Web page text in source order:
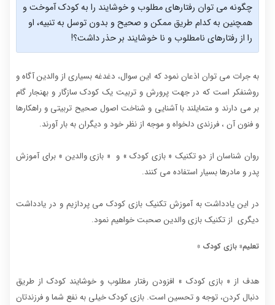
چگونه می توان رفتارهای مطلوب و خوشایند را به کودک آموخت و
همچنین به کدام طریق ممکن و صحیح و بدون توسل به تنبیه، او
را از رفتارهای نامطلوب و نا خوشایند بر حذر داشت؟!
به جرات می توان اذعان نمود که این سوال، دغدغه بسیاری از والدین آگاه و
روشنفکر است که در جهت پرورش و تربیت یک کودک سازگار و بهنجار گام
بر می دارند و متمایلند با آشنایی و شناخت اصول صحیح تربیتی و راهکارها
و فنون آن ، فرزندی دلخواه و موجه از نظر خود و دیگران به بار آورند.
روان شناسان از دو تکنیک « بازی کودک » و « بازی والدین » برای آموزش
پدر و مادرها بسیار استفاده می کنند.
در این یادداشت به آموزش تکنیک بازی کودک می پردازیم و در یادداشت
دیگری از تکنیک بازی والدین صحبت خواهیم نمود.
تعلیم« بازی کودک »
هدف از « بازی کودک » افزودن رفتار مطلوب و خوشایند کودک از طریق
دنبال کردن، توجه و تحسین است. بازی کودک خیلی به نفع شما و فرزندتان